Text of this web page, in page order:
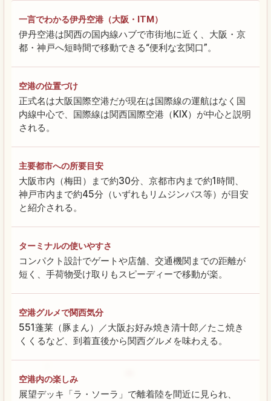
一言でわかる伊丹空港（大阪・ITM）
伊丹空港は関西の国内線ハブで市街地に近く、大阪・京
都・神戸へ短時間で移動できる“便利な玄関口”。
空港の位置づけ
正式名は大阪国際空港だが現在は国際線の運航はなく国
内線中心で、国際線は関西国際空港（KIX）が中心と説明
される。
主要都市への所要目安
大阪市内（梅田）まで約30分、京都市内まで約1時間、
神戸市内まで約45分（いずれもリムジンバス等）が目安
と紹介される。
ターミナルの使いやすさ
コンパクト設計でゲートや店舗、交通機関までの距離が
短く、手荷物受け取りもスピーディーで移動が楽。
空港グルメで関西気分
551蓬莱（豚まん）／大阪お好み焼き清十郎／たこ焼き
くくるなど、到着直後から関西グルメを味わえる。
空港内の楽しみ
展望デッキ「ラ・ソーラ」で離着陸を間近に見られ、